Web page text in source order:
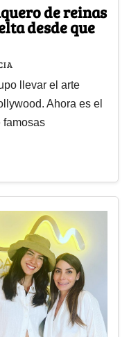
de reinas
desde que
llevar el arte
Ahora es el
famosas